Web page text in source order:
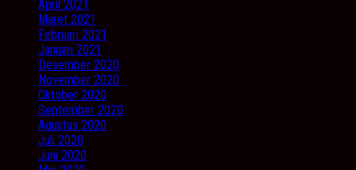
April 2021
Maret 2021
Februari 2021
Januari 2021
Desember 2020
November 2020
Oktober 2020
September 2020
Agustus 2020
Juli 2020
Juni 2020